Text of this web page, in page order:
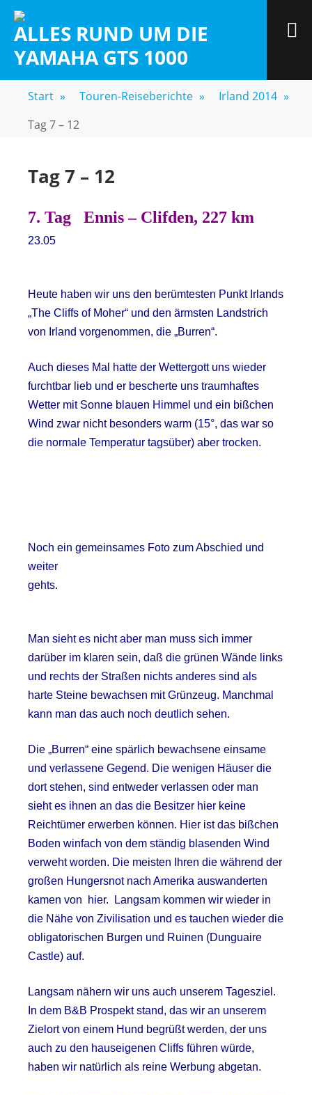
Zum
Inhalt
springen
ALLES RUND UM DIE
YAMAHA GTS 1000
Start » Touren-Reiseberichte » Irland 2014 »
Tag 7 – 12
Tag 7 – 12
7. Tag Ennis – Clifden, 227 km
23.05
Heute haben wir uns den berümtesten Punkt Irlands
„The Cliffs of Moher“ und den ärmsten Landstrich
von Irland vorgenommen, die „Burren“.
Auch dieses Mal hatte der Wettergott uns wieder
furchtbar lieb und er bescherte uns traumhaftes
Wetter mit Sonne blauen Himmel und ein bißchen
Wind zwar nicht besonders warm (15°, das war so
die normale Temperatur tagsüber) aber trocken.
Noch ein gemeinsames Foto zum Abschied und
weiter
gehts.
Man sieht es nicht aber man muss sich immer
darüber im klaren sein, daß die grünen Wände links
und rechts der Straßen nichts anderes sind als
harte Steine bewachsen mit Grünzeug. Manchmal
kann man das auch noch deutlich sehen.
Die „Burren“ eine spärlich bewachsene einsame
und verlassene Gegend. Die wenigen Häuser die
dort stehen, sind entweder verlassen oder man
sieht es ihnen an das die Besitzer hier keine
Reichtümer erwerben können. Hier ist das bißchen
Boden winfach von dem ständig blasenden Wind
verweht worden. Die meisten Ihren die während der
großen Hungersnot nach Amerika auswanderten
kamen von hier.
Langsam kommen wir wieder in
die Nähe von Zivilisation und es tauchen wieder die
obligatorischen Burgen und Ruinen (Dunguaire
Castle) auf.
Langsam nähern wir uns auch unserem Tagesziel.
In dem B&B Prospekt stand, das wir an unserem
Zielort von einem Hund begrüßt werden, der uns
auch zu den hauseigenen Cliffs führen würde,
haben wir natürlich als reine Werbung abgetan.